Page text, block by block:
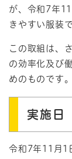
が、令和7年
きやすい服装
この取組は、
の効率化及び
めのものです。
実施日
令和7年11月1